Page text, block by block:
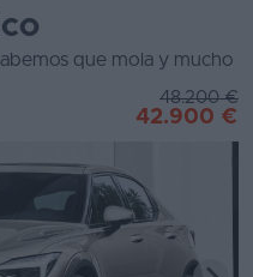
que mola y mucho
48.200 €
42.900 €